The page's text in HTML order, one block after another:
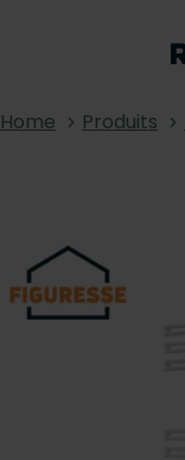
Home Produits